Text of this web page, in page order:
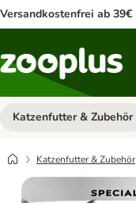
Versandkostenfrei ab 39€
Katzenfutter & Zubehör
Katzenfutter & Zubehör